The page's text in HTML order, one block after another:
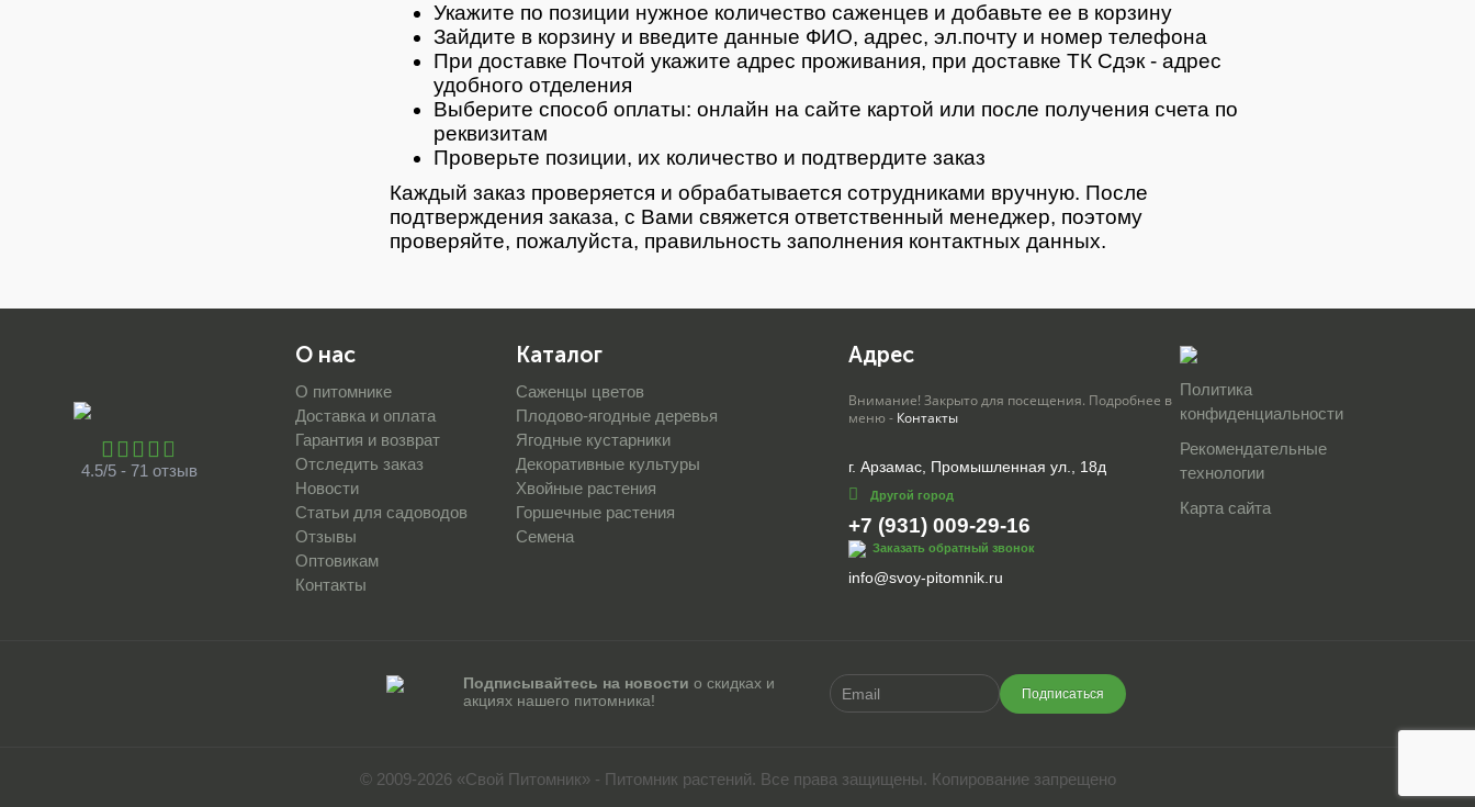
Укажите по позиции нужное количество саженцев и добавьте ее в корзину
Зайдите в корзину и введите данные ФИО, адрес, эл.почту и номер телефона
При доставке Почтой укажите адрес проживания, при доставке ТК Сдэк - адрес
удобного отделения
Выберите способ оплаты: онлайн на сайте картой или после получения счета по
реквизитам
Проверьте позиции, их количество и подтвердите заказ
Каждый заказ проверяется и обрабатывается сотрудниками вручную. После
подтверждения заказа, с Вами свяжется ответственный менеджер, поэтому
проверяйте, пожалуйста, правильность заполнения контактных данных.
4.5/5 - 71 отзыв
О нас
О питомнике
Доставка и оплата
Гарантия и возврат
Отследить заказ
Новости
Статьи для садоводов
Отзывы
Оптовикам
Контакты
Каталог
Саженцы цветов
Плодово-ягодные деревья
Ягодные кустарники
Декоративные культуры
Хвойные растения
Горшечные растения
Семена
Адрес
Внимание! Закрыто для посещения. Подробнее в
меню - Контакты
г. Арзамас, Промышленная ул., 18д
Другой город
+7 (931) 009-29-16
Заказать обратный звонок
info@svoy-pitomnik.ru
Политика
конфиденциальности
Рекомендательные
технологии
Карта сайта
Подписывайтесь на новости о скидках и
акциях нашего питомника!
Подписаться
© 2009-2026 «Свой Питомник» - Питомник растений. Все права защищены. Копирование запрещено